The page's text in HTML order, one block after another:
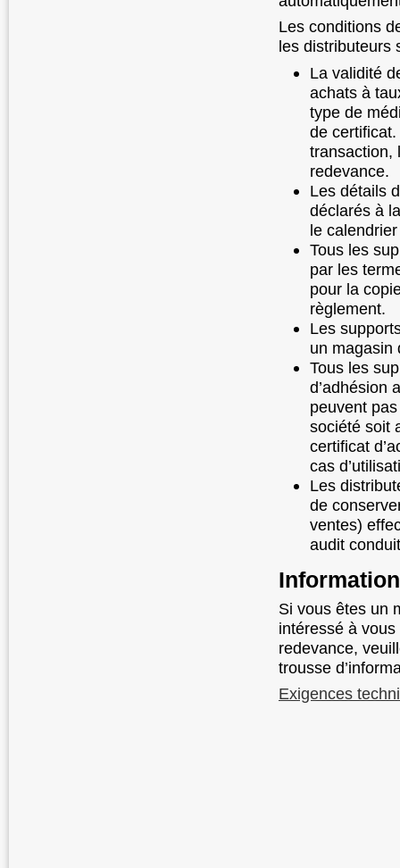
Les conditions
les distributeurs
La validité
achats à
type de
de
transaction,
redevance.
Les détails
déclarés à
le
Tous les
par les
pour la
règlement.
Les
un magasin
Tous les
d’adhésion
peuvent
société soit
certificat
cas
Les
de
ventes)
audit
Si vous êtes un
intéressé à
redevance,
trousse
Exigences